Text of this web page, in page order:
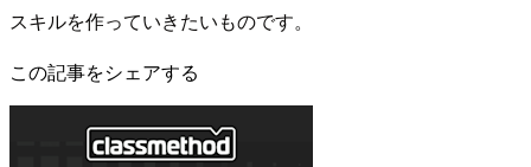
スキルを作っていきたいものです。
この記事をシェアする